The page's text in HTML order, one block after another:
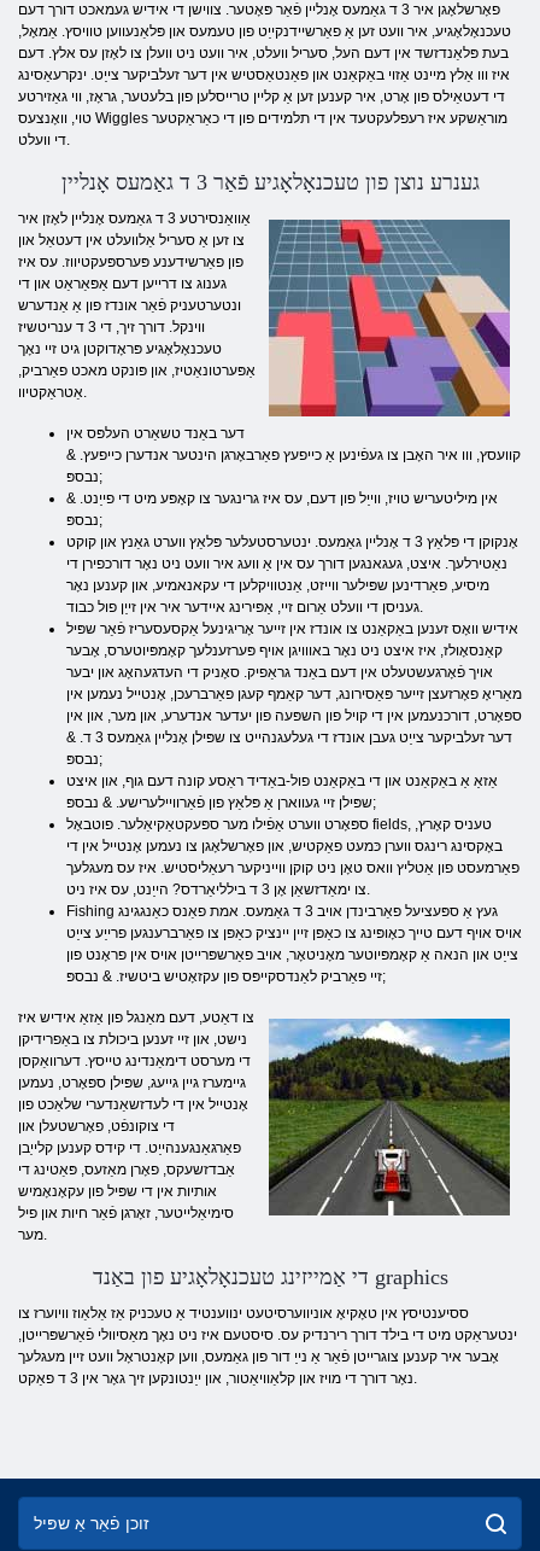
פאָרשלאָגן איר 3 ד גאַמעס אָנליין פֿאַר פּאָטער. צווישן די אידיש געמאכט דורך דעם
טעכנאָלאָגיע, איר וועט זען אַ פאַרשיידנקייַט פון טעמעס און פּלאַנעווען טוויסץ. אַמאָל,
בעת פּלאַנדזשד אין דעם העל, סעריל וועלט, איר וועט ניט וועלן צו לאָזן עס אלץ. דעם
איז ווו אַלץ מיינט אַזוי באַקאַנט און פאַנטאַסטיש אין דער זעלביקער צייַט. ינקרעאַסינג
די דעטאַילס פון אָרט, איר קענען זען אַ קליין טרייסלען פון בלעטער, גראָז, ווי גאַזירטע
טוי, וואָנצעס Wiggles מוראַשקע איז רעפלעקטעד אין די תלמידים פון די כאַראַקטער
די וועלט.
גענרע נוצן פון טעכנאָלאָגיע פֿאַר 3 ד גאַמעס אָנליין
אַוואַנסירטע 3 ד גאַמעס אָנליין לאָזן איר
צו זען אַ סעריל אַלוועלט אין דעטאַל און
פון פאַרשידענע פּערספּעקטיווז. עס איז
גענוג צו דרייען דעם אַפּאַראַט און די
ונטערטעניק פֿאַר אונדז פון אַ אַנדערש
ווינקל. דורך זיך, די 3 ד ענריטשיז
טעכנאָלאָגיע פּראָדוקטן גיט זיי נאָך
אַפּערטונאַטיז, און פּונקט מאכט פאַרביק,
אַטראַקטיוו.
דער באַנד טשאַרט העלפּס אין
קוועסץ, ווו איר האָבן צו געפֿינען אַ כייפעץ פאַרבאָרגן הינטער אנדערן כייפעץ. &
נבספּ;
אין מיליטעריש טויז, ווייַל פון דעם, עס איז גרינגער צו קאָפּע מיט די פייַנט. &
נבספּ;
אָנקוקן די פּלאַץ 3 ד אָנליין גאַמעס. ינטערסטעלער פּלאַץ ווערט גאַנץ און קוקט
נאַטירלעך. איצט, געגאנגען דורך עס אין אַ וועג איר וועט ניט נאָר דורכפירן די
מיסיע, פאַרדינען שפּילער ווייזט, אַנטוויקלען די עקאנאמיע, און קענען נאָר
געניסן די וועלט אַרום זיי, אַפּירינג איידער איר אין זייַן פול כבוד.
אידיש וואָס זענען באַקאַנט צו אונדז אין זייער אָריגינעל אַקסעסעריז פֿאַר שפּיל
קאַנסאָולז, איז איצט ניט נאָר באווויגן אויף פּערזענלעך קאָמפּיוטערס, אָבער
אויך פֿאָרגעשטעלט אין דעם באַנד גראַפיק. סאָניק די העדגעהאָג און יבער
מאַריאָ פאָרזעצן זייער פּאַסירונג, דער קאַמף קעגן פאַרברעכן, אָנטייל נעמען אין
ספּאָרט, דורכנעמען אין די קויל פון השפּעה פון יעדער אנדערע, און מער, און אין
דער זעלביקער צייַט געבן אונדז די געלעגנהייט צו שפּילן אָנליין גאַמעס 3 ד. &
נבספּ;
אַזאַ אַ באַקאַנט און די באַקאַנט פול-באַדיד ראַסע קונה דעם גוף, און איצט
שפּילן זיי געווארן אַ פּלאַץ פון פֿאַרוויילערישע. & נבספּ;
ספּאָרט ווערט אַפֿילו מער ספּעקטאַקיאַלער. פוטבאָל fields, טעניס קאָרץ,
באָקסינג רינגס ווערן כּמעט פאַקטיש, און פאָרשלאָגן צו נעמען אָנטייל אין די
פאַרמעסט פון אַטליץ וואס טאָן ניט קוקן ווייניקער רעאַליסטיש. איז עס מעגלעך
צו ימאַדזשאַן אָן 3 ד בילליאַרדס? הייַנט, עס איז ניט.
Fishing געץ אַ ספּעציעל פאַרבינדן אויב 3 ד גאַמעס. אמת פאַנס כאַנגגינג
אויס אויף דעם טייך כאָופּינג צו כאַפּן זיין יינציק כאַפּן צו פאַרברענגען פרייַע צייַט
צייַט און הנאה אַ קאָמפּיוטער מאָניטאָר, אויב פאַרשפּרייטן אויס אין פראָנט פון
זיי פאַרביק לאַנדסקייפּס פון עקזאָטיש ביטשיז. & נבספּ;
צו דאַטע, דעם מאַנגל פון אַזאַ אידיש איז
נישט, און זיי זענען ביכולת צו באַפרידיקן
די מערסט דימאַנדינג טייסץ. דערוואַקסן
גיימערז גיין גייעג, שפּילן ספּאָרט, נעמען
אָנטייל אין די לעדזשאַנדערי שלאַכט פון
די צוקונפֿט, פאָרשטעלן און
פאַרגאַנגענהייַט. די קידס קענען קלייַבן
אַבדזשעקס, פאָרן מאַזעס, פּאַטינג די
אותיות אין די שפּיל פון עקאָנאָמיש
סימיאַלייטער, זאָרגן פֿאַר חיות און פיל
מער.
די אַמייזינג טעכנאָלאָגיע פון ​​באַנד graphics
ססיענטיסץ אין טאָקיאָ אוניווערסיטעט ינווענטיד אַ טעכניק אַז אַלאַוז וויוערז צו
ינטעראַקט מיט די בילד דורך רירנדיק עס. סיסטעם איז ניט נאָך מאַסיוולי פֿאַרשפּרייטן,
אָבער איר קענען צוגרייטן פֿאַר אַ נייַ דור פון גאַמעס, ווען קאָנטראָל וועט זיין מעגלעך
נאָר דורך די מויז און קלאַוויאַטור, און ייַנטונקען זיך גאָר אין 3 ד פאַקט.